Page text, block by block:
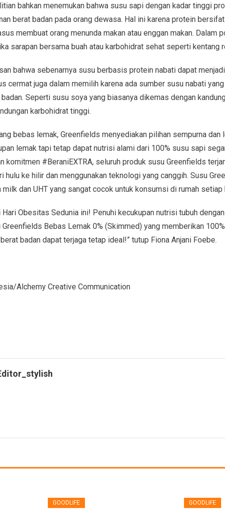
bahkan menemukan bahwa susu sapi dengan kadar tinggi
berat badan pada orang dewasa. Hal ini karena protein
membuat orang menunda makan atau enggan makan. Dalam
sarapan bersama buah atau karbohidrat sehat seperti kentang
bahwa sebenarnya susu berbasis protein nabati dapat
cermat juga dalam memilih karena ada sumber susu nabati
Seperti susu soya yang biasanya dikemas dengan
karbohidrat tinggi.
bebas lemak, Greenfields menyediakan pilihan sempurna dan
lemak tapi tetap dapat nutrisi alami dari 100% susu sapi
komitmen #BeraniEXTRA, seluruh produk susu Greenfields
ke hilir dan menggunakan teknologi yang canggih. Susu
dan UHT yang sangat cocok untuk konsumsi di rumah setiap
Hari Obesitas Sedunia ini! Penuhi kecukupan nutrisi tubuh
Bebas Lemak 0% (Skimmed) yang memberikan
badan dapat terjaga tetap ideal!” tutup Fiona Anjani Foebe.
Alchemy Creative Communication
GOODLIFE GOODLIFE